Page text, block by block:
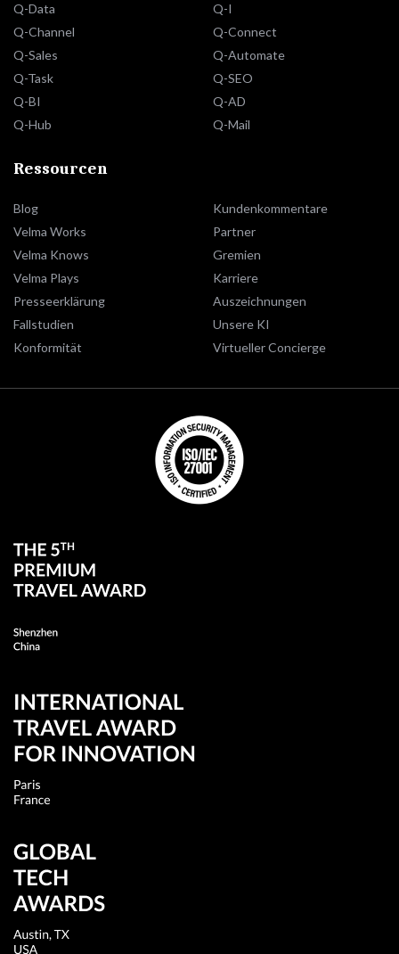
Q-Data
Q-Channel
Q-Sales
Q-Task
Q-BI
Q-Hub
Q-I
Q-Connect
Q-Automate
Q-SEO
Q-AD
Q-Mail
Ressourcen
Blog
Velma Works
Velma Knows
Velma Plays
Presseerklärung
Fallstudien
Konformität
Kundenkommentare
Partner
Gremien
Karriere
Auszeichnungen
Unsere KI
Virtueller Concierge